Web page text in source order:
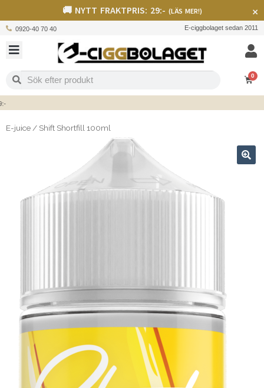
🚚 NYTT FRAKTPRIS: 29:- (LÄS MER!) ×
0920-40 70 40 E-ciggbolaget sedan 2011
0
E-juice / Shift Shortfill 100ml